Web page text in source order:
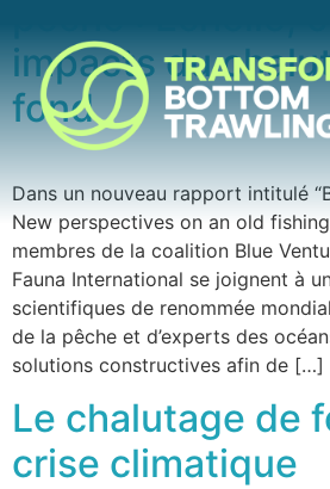
impacts du
fond
Dans un nouveau rapport intitulé
New perspectives on an old
membres de la coalition Blue
Fauna International se joignent à
scientifiques de renommée
de la pêche et d’experts des
solutions constructives afin de […]
Le chalutage de
crise climatique